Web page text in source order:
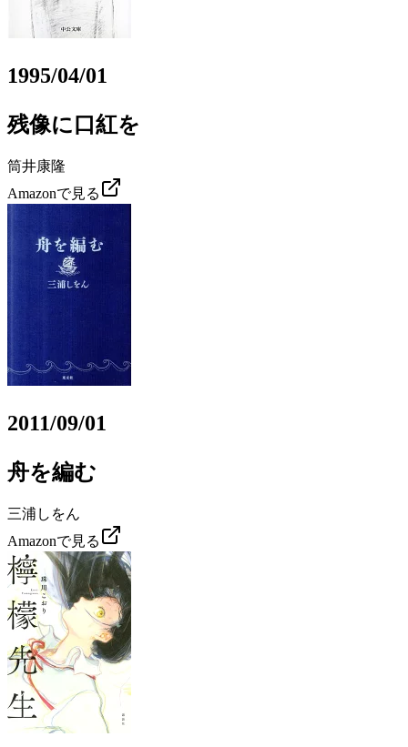
1995/04/01
残像に口紅を
筒井康隆
Amazonで見る
2011/09/01
舟を編む
三浦しをん
Amazonで見る